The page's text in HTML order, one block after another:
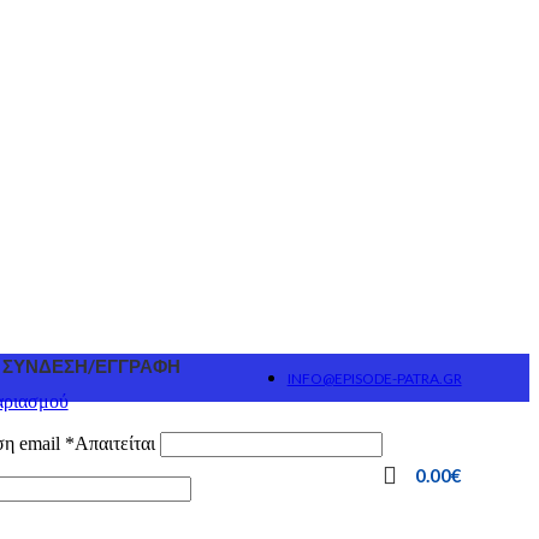
INFO@EPISODE-PATRA.GR
ΣΎΝΔΕΣΗ/ΕΓΓΡΑΦΉ
email *Απαιτείται
0.00€